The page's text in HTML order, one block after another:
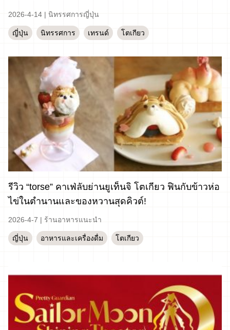
2026-4-14 | นิทรรศการญี่ปุ่น
ญี่ปุ่น นิทรรศการ เทรนด์ โตเกียว
รีวิว “torse” คาเฟ่ลับย่านยูเท็นจิ โตเกียว ฟินกับข้าวห่อ
ไข่ในตำนานและของหวานสุดคิวต์!
2026-4-7 | ร้านอาหารแนะนำ
ญี่ปุ่น อาหารและเครื่องดื่ม โตเกียว